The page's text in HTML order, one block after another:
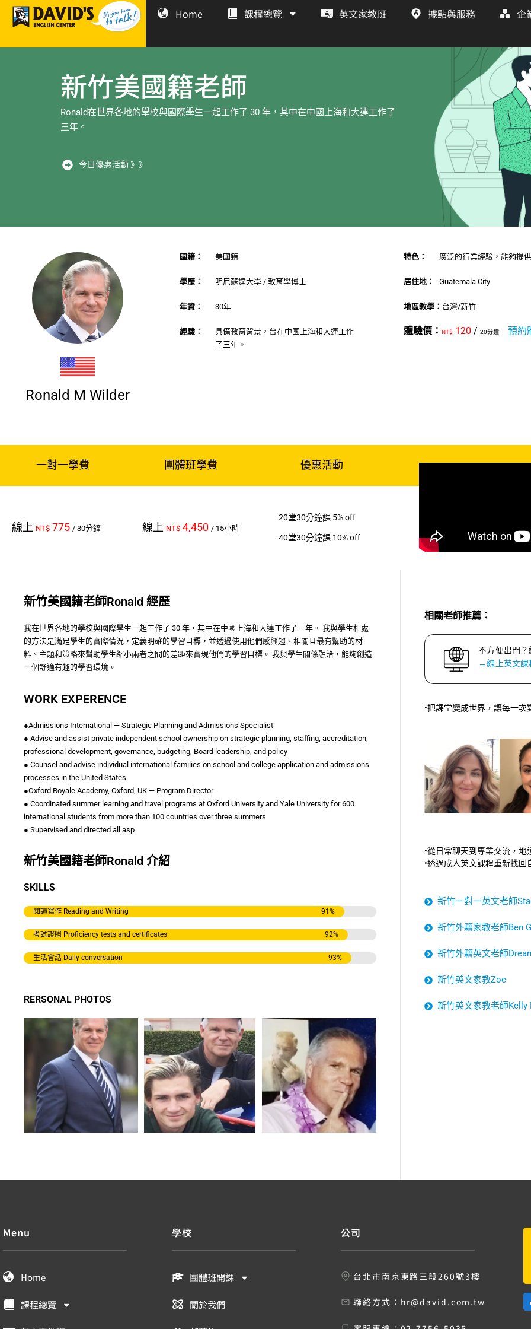
Home 課程總覽 英文家教班 據點與服務 企
新竹美國籍老師
Ronald在世界各地的學校與國際學生一起工作了 30 年，其中在中國上海和大連工作了
三年。
今日優惠活動 》》
Ronald M Wilder
國籍： 美國籍
學歷： 明尼蘇達大學 / 教育學博士
年資： 30年
經驗：
具備教育背景，曾在中國上海和大連工作
了三年。
特色： 廣泛的行業經驗，能夠提
居住地： Guatemala City
地區教學： 台灣/新竹
體驗價：NT$ 120 /20分鐘 預約
一對一學費 團體班學費 優惠活動
線上 NT$ 775 / 30分鐘 線上 NT$4,450 / 15小時
20堂30分鐘課 5% off
40堂30分鐘課 10% off
新竹美國籍老師Ronald 經歷
我在世界各地的學校與國際學生一起工作了 30 年，其中在中國上海和大連工作了三年。 我與學生相處
的方法是滿足學生的實際情況，定義明確的學習目標，並透過使用他們感興趣、相關且最有幫助的材
料、主題和策略來幫助學生縮小兩者之間的差距來實現他們的學習目標。 我與學生關係融洽，能夠創造
一個舒適有趣的學習環境。
WORK EXPERENCE
●Admissions International — Strategic Planning and Admissions Specialist
● Advise and assist private independent school ownership on strategic planning, staffing, accreditation,
professional development, governance, budgeting, Board leadership, and policy
● Counsel and advise individual international families on school and college application and admissions
processes in the United States
●Oxford Royale Academy, Oxford, UK — Program Director
● Coordinated summer learning and travel programs at Oxford University and Yale University for 600
international students from more than 100 countries over three summers
● Supervised and directed all asp
新竹美國籍老師Ronald 介紹
SKILLS
閱讀寫作 Reading and Writing 91%
考試證照 Proficiency tests and certificates 92%
生活會話 Daily conversation 93%
RERSONAL PHOTOS
相關老師推薦：
不方便出門
→線上英文課
•把課堂變成世界，讓每一次
•從日常聊天到專業交流，地
•透過成人英文課程重新找
新竹一對一英文老師
新竹外籍家教老師Ben
新竹外籍英文老師
新竹英文家教Zoe
新竹英文家教老師Kelly
Menu
Home
課程總覽
學校
團體班開課
關於我們
公司
台北市南京東路三段260號3樓
聯絡方式： hr@david.com.tw